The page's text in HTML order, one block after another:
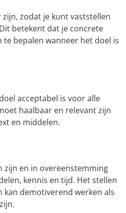
zodat je kunt vaststellen
betekent dat je concrete
bepalen wanneer het doel is
acceptabel is voor alle
haalbaar en relevant zijn
en middelen.
zijn en in overeenstemming
kennis en tijd. Het stellen
kan demotiverend werken als